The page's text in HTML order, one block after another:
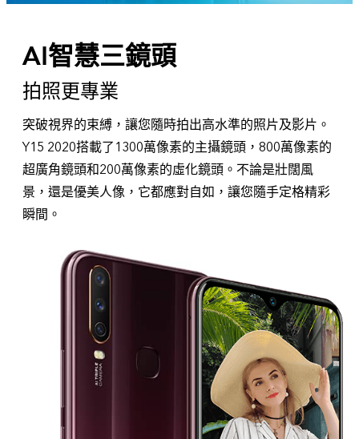
AI智慧三鏡頭
拍照更專業
突破視界的束縛，讓您隨時拍出高水準的照片及影片。
Y15 2020搭載了1300萬像素的主攝鏡頭，800萬像素的
超廣角鏡頭和200萬像素的虛化鏡頭。不論是壯闊風
景，還是優美人像，它都應對自如，讓您隨手定格精彩
瞬間。